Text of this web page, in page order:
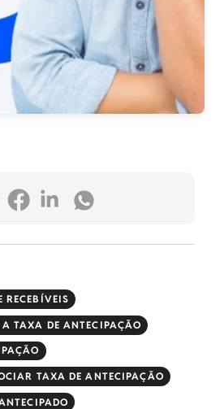
RECEBÍVEIS
TAXA DE ANTECIPAÇÃO
TAXA DE ANTECIPAÇÃO